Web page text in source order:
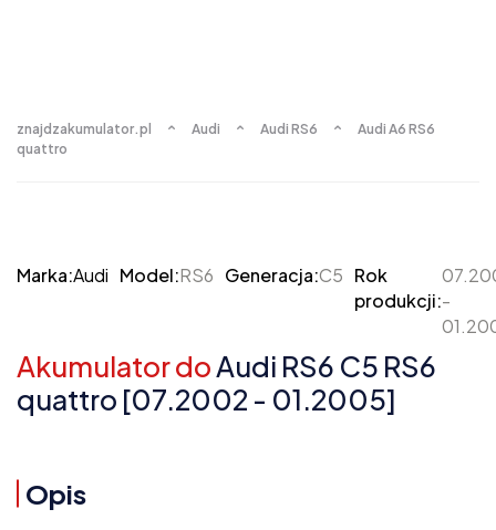
znajdzakumulator.pl Audi Audi RS6
Audi A6 RS6
quattro
Marka:Audi Model:RS6 Generacja:C5 Rok
produkcji:-
Akumulator doAudi RS6 C5 RS6
quattro [07.2002 - 01.2005]
Opis